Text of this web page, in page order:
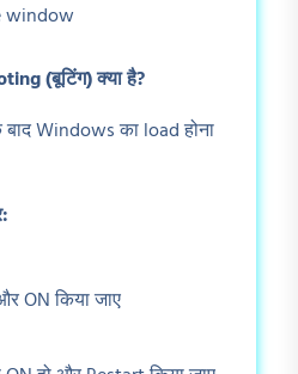
window
(बूटिंग) क्या है?
Windows का load होना
ON किया जाए